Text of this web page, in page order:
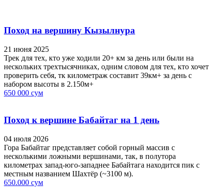
Поход на вершину Кызылнура
21 июня 2025
Трек для тех, кто уже ходили 20+ км за день или были на
нескольких трехтысячниках, одним словом для тех, кто хочет
проверить себя, тк километраж составит 39км+ за день с
набором высоты в 2.150м+
650 000 сум
Поход к вершине Бабайтаг на 1 день
04 июля 2026
Гора Бабайтаг представляет собой горный массив с
несколькими ложными вершинами, так, в полутора
километрах запад-юго-западнее Бабайтага находится пик с
местным названием Шахтёр (~3100 м).
650.000 сум